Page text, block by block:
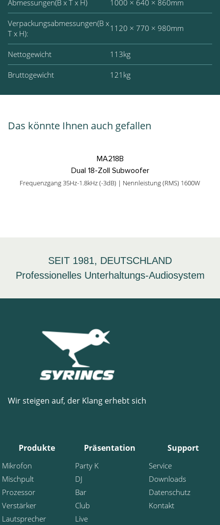
Abmessungen(B x T x H) 1000 × 640 × 860mm
Verpackungsabmessungen(B x
T x H):
1120 × 770 × 980mm
Nettogewicht 113kg
Bruttogewicht 121kg
Das könnte Ihnen auch gefallen
MA218B
Dual 18-Zoll Subwoofer
Frequenzgang 35Hz-1.8kHz (-3dB) | Nennleistung (RMS) 1600W
SEIT 1981, DEUTSCHLAND
Professionelles Unterhaltungs-Audiosystem
Wir steigen auf, der Klang erhebt sich
Produkte
Mikrofon
Mischpult
Prozessor
Verstärker
Lautsprecher
Präsentation
Party K
DJ
Bar
Club
Live
Support
Service
Downloads
Datenschutz
Kontakt